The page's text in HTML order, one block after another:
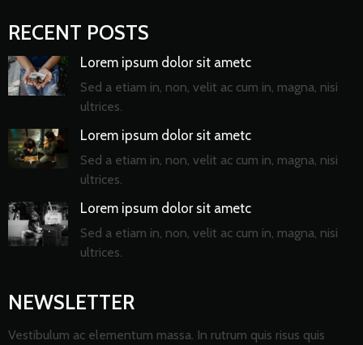
RECENT POSTS
Lorem ipsum dolor sit ametc
Sed a etiam in, non, velit ac cum in, magna, nisi
ultrices.
Lorem ipsum dolor sit ametc
Sed a etiam in, non, velit ac cum in, magna, nisi
ultrices.
Lorem ipsum dolor sit ametc
Sed a etiam in, non, velit ac cum in, magna, nisi
ultrices.
NEWSLETTER
Vestibulum ac elementum massa. In rutrum quis risus quis